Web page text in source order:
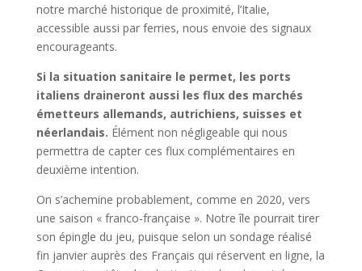
notre marché historique de proximité, l’Italie,
accessible aussi par ferries, nous envoie des signaux
encourageants.
Si la situation sanitaire le permet, les ports
italiens draineront aussi les flux des marchés
émetteurs allemands, autrichiens, suisses et
néerlandais. Élément non négligeable qui nous
permettra de capter ces flux complémentaires en
deuxième intention.
On s’achemine probablement, comme en 2020, vers
une saison « franco-française ». Notre île pourrait tirer
son épingle du jeu, puisque selon un sondage réalisé
fin janvier auprès des Français qui réservent en ligne, la